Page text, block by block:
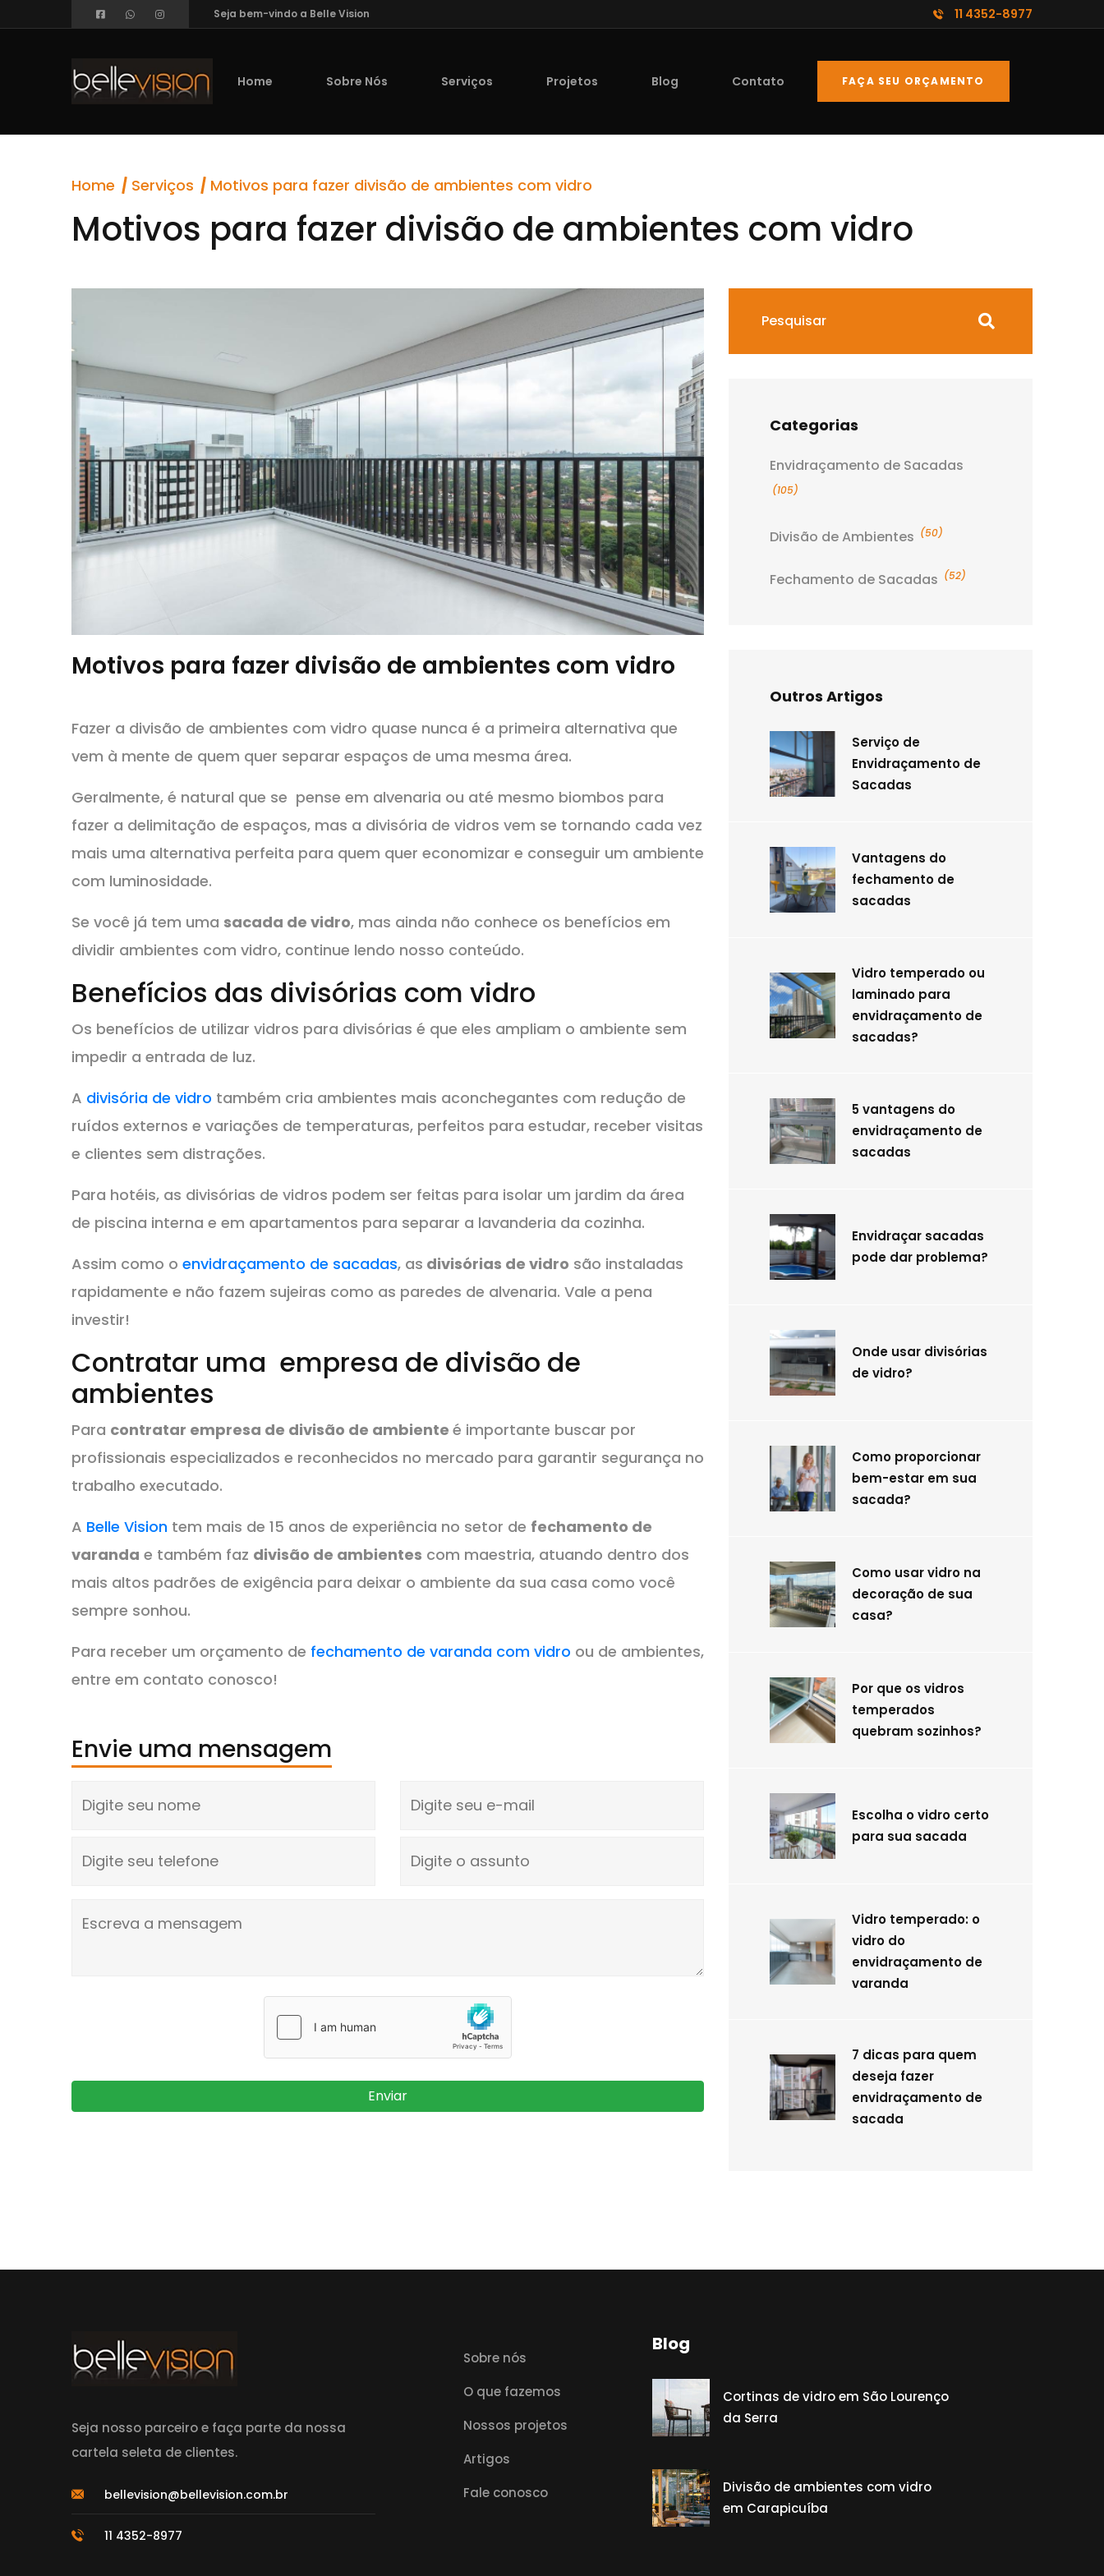
Seja bem-vindo a Belle Vision 11 4352-8977
Home Sobre Nós Serviços Projetos Blog Contato FAÇA SEU ORÇAMENTO
Home Serviços Motivos para fazer divisão de ambientes com vidro
Motivos para fazer divisão de ambientes com vidro
Motivos para fazer divisão de ambientes com vidro
Fazer a divisão de ambientes com vidro quase nunca é a primeira alternativa que
vem à mente de quem quer separar espaços de uma mesma área.
Geralmente, é natural que se pense em alvenaria ou até mesmo biombos para
fazer a delimitação de espaços, mas a divisória de vidros vem se tornando cada vez
mais uma alternativa perfeita para quem quer economizar e conseguir um ambiente
com luminosidade.
Se você já tem uma sacada de vidro, mas ainda não conhece os benefícios em
dividir ambientes com vidro, continue lendo nosso conteúdo.
Benefícios das divisórias com vidro
Os benefícios de utilizar vidros para divisórias é que eles ampliam o ambiente sem
impedir a entrada de luz.
A divisória de vidro também cria ambientes mais aconchegantes com redução de
ruídos externos e variações de temperaturas, perfeitos para estudar, receber visitas
e clientes sem distrações.
Para hotéis, as divisórias de vidros podem ser feitas para isolar um jardim da área
de piscina interna e em apartamentos para separar a lavanderia da cozinha.
Assim como o envidraçamento de sacadas, as divisórias de vidro são instaladas
rapidamente e não fazem sujeiras como as paredes de alvenaria. Vale a pena
investir!
Contratar uma empresa de divisão de
ambientes
Para contratar empresa de divisão de ambiente é importante buscar por
profissionais especializados e reconhecidos no mercado para garantir segurança no
trabalho executado.
A Belle Vision tem mais de 15 anos de experiência no setor de fechamento de
varanda e também faz divisão de ambientes com maestria, atuando dentro dos
mais altos padrões de exigência para deixar o ambiente da sua casa como você
sempre sonhou.
Para receber um orçamento de fechamento de varanda com vidro ou de ambientes,
entre em contato conosco!
Envie uma mensagem
Enviar
Categorias
Envidraçamento de Sacadas
(105)
Divisão de Ambientes (50)
Fechamento de Sacadas (52)
Outros Artigos
Serviço de
Envidraçamento de
Sacadas
Vantagens do
fechamento de
sacadas
Vidro temperado ou
laminado para
envidraçamento de
sacadas?
5 vantagens do
envidraçamento de
sacadas
Envidraçar sacadas
pode dar problema?
Onde usar divisórias
de vidro?
Como proporcionar
bem-estar em sua
sacada?
Como usar vidro na
decoração de sua
casa?
Por que os vidros
temperados
quebram sozinhos?
Escolha o vidro certo
para sua sacada
Vidro temperado: o
vidro do
envidraçamento de
varanda
7 dicas para quem
deseja fazer
envidraçamento de
sacada
Seja nosso parceiro e faça parte da nossa
cartela seleta de clientes.
bellevision@bellevision.com.br
11 4352-8977
Sobre nós
O que fazemos
Nossos projetos
Artigos
Fale conosco
Blog
Cortinas de vidro em São Lourenço
da Serra
Divisão de ambientes com vidro
em Carapicuíba